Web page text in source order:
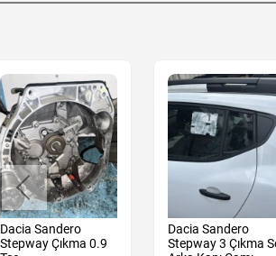
Dacia Sandero
Stepway Çıkma 0.9
Dacia Sandero
Stepway 3 Çıkma